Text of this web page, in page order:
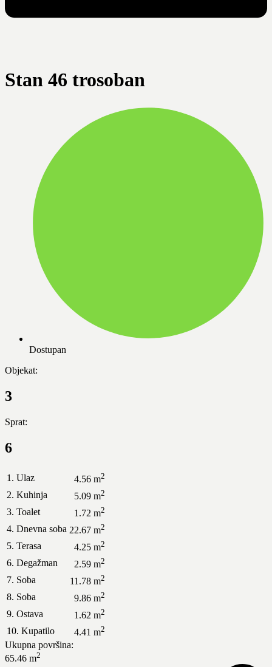
Stan 46 trosoban
Dostupan
Objekat:
3
Sprat:
6
1. Ulaz 4.56 m2
2. Kuhinja 5.09 m2
3. Toalet 1.72 m2
4. Dnevna soba 22.67 m2
5. Terasa 4.25 m2
6. Degažman 2.59 m2
7. Soba 11.78 m2
8. Soba 9.86 m2
9. Ostava 1.62 m2
10. Kupatilo 4.41 m2
Ukupna površina:
65.46 m2